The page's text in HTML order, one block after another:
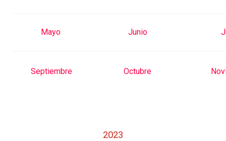
Mayo Junio
Septiembre Octubre
2023